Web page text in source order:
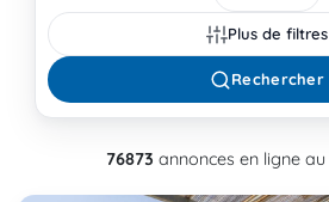
Plus de filtres
Rechercher
76873 annonces en ligne au